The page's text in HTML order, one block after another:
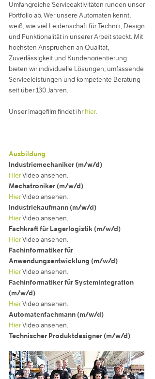
Umfangreiche Serviceaktivitäten runden unser
Portfolio ab. Wer unsere Automaten kennt,
weiß, wie viel Leidenschaft für Technik, Design
und Funktionalität in unserer Arbeit steckt. Mit
höchsten Ansprüchen an Qualität,
Zuverlässigkeit und Kundenorientierung
bieten wir individuelle Lösungen, umfassende
Serviceleistungen und kompetente Beratung –
seit über 130 Jahren.
Unser Imagefilm findet ihrhier.
Ausbildung
Industriemechaniker (m/w/d)
HierVideo ansehen.
Mechatroniker (m/w/d)
HierVideo ansehen.
Industriekaufmann (m/w/d)
HierVideo ansehen.
Fachkraft für Lagerlogistik (m/w/d)
HierVideo ansehen.
Fachinformatiker für
Anwendungsentwicklung (m/w/d)
HierVideo ansehen.
Fachinformatiker für Systemintegration
(m/w/d)
HierVideo ansehen.
Automatenfachmann (m/w/d)
HierVideo ansehen.
Technischer Produktdesigner (m/w/d)